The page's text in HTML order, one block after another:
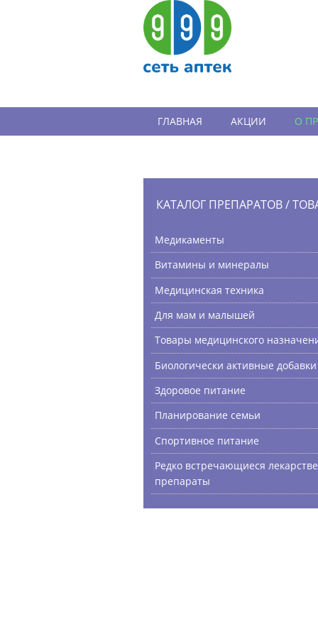
ГЛАВНАЯ АКЦИИ О
КАТАЛОГ ПРЕПАРАТОВ /
Медикаменты
Витамины и минералы
Медицинская техника
Для мам и малышей
Товары медицинского
Биологически активные добавки
Здоровое питание
Планирование семьи
Спортивное питание
Редко встречающиеся
препараты